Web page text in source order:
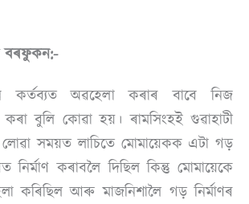
বৰফুকন:-
কৰ্তব্যত অৱহেলা কৰাৰ বাবে নিজ
বুলি কোৱা হয়। ৰামসিংহই গুৱাহাটী
সময়ত লাচিতে মোমায়েকক এটা গড়
নিৰ্মাণ কৰাবলৈ দিছিল কিন্তু মোমায়েকে
কৰিছিল আৰু মাজনিশালৈ গড় নিৰ্মাণৰ